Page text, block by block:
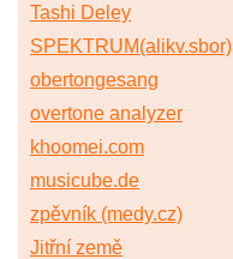
Tashi Deley
SPEKTRUM(alikv.sbor)
obertongesang
overtone analyzer
khoomei.com
musicube.de
zpěvník (medy.cz)
Jitřní země